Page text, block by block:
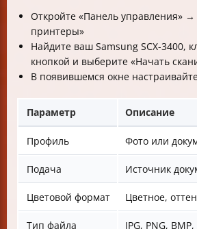
Откройте «Панель управления» →
принтеры»
Найдите ваш Samsung SCX-3400,
кнопкой и выберите «Начать
В появившемся окне
Параметр Описание
Профиль Фото или
Подача Источник
Цветовой формат Цветное,
Тип файла JPG, PNG, BMP,